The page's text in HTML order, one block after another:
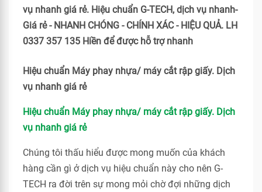
vụ nhanh giá rẻ. Hiệu chuẩn G-TECH, dịch vụ nhanh-
Giá rẻ - NHANH CHÓNG - CHÍNH XÁC - HIỆU QUẢ. LH
0337 357 135 Hiền để được hỗ trợ nhanh
Hiệu chuẩn Máy phay nhựa/ máy cắt rập giấy. Dịch
vụ nhanh giá rẻ
Hiệu chuẩn Máy phay nhựa/ máy cắt rập giấy. Dịch
vụ nhanh giá rẻ
Chúng tôi thấu hiểu được mong muốn của khách
hàng cần gì ở dịch vụ hiệu chuẩn này cho nên G-
TECH ra đời trên sự mong mỏi chờ đợi những dịch